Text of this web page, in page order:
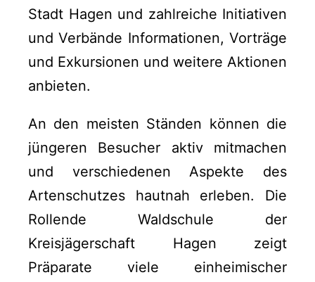
Stadt Hagen und zahlreiche Initiativen
und Verbände Informationen, Vorträge
und Exkursionen und weitere Aktionen
anbieten.
An den meisten Ständen können die
jüngeren Besucher aktiv mitmachen
und verschiedenen Aspekte des
Artenschutzes hautnah erleben. Die
Rollende Waldschule der
Kreisjägerschaft Hagen zeigt
Präparate viele einheimischer